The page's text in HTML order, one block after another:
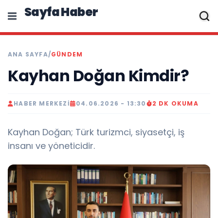
Sayfa Haber
ANA SAYFA/GÜNDEM
Kayhan Doğan Kimdir?
HABER MERKEZI 04.06.2026 - 13:30 2 DK OKUMA
Kayhan Doğan; Türk turizmci, siyasetçi, iş
insanı ve yöneticidir.